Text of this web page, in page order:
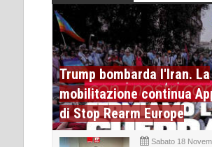
Trump bombarda l'Iran. La
mobilitazione continua
di Stop Rearm Europe
Sabato 18